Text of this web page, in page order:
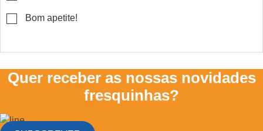
▢
Bom apetite!
Quer receber as nossas novidades
fresquinhas?